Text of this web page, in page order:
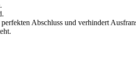
Abschluss und verhindert